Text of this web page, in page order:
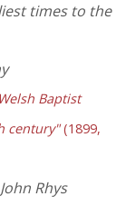
times to the
Baptist
century"(1899,
Rhys